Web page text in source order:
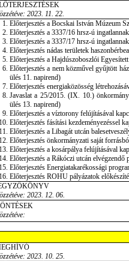
2023. 11. 22.
Előterjesztés a Bocskai István Múzeum
Előterjesztés a 3337/16 hrsz-ú
Előterjesztés a 3337/17 hrsz-ú
Előterjesztés nádas területek
Előterjesztés a Hajdúszoboszlói
Előterjesztés a nem közművel gyűjtött
ülés 11. napirend)
Előterjesztés energiaközösség
Javaslat a 25/2015. (IX. 10.)
ülés 13. napirend)
Előterjesztés a víztorony felújításával
Előterjesztés fásítási kezdeményezéssel
Előterjesztés a Libagát utcán
Előterjesztés önkormányzati saját
Előterjesztés a kosárpálya felújításával
Előterjesztés a Rákóczi utcán
Előterjesztés Energiatakarékossági
Előterjesztés ROHU pályázatok
2023. 12. 06.
2023. 10. 25.